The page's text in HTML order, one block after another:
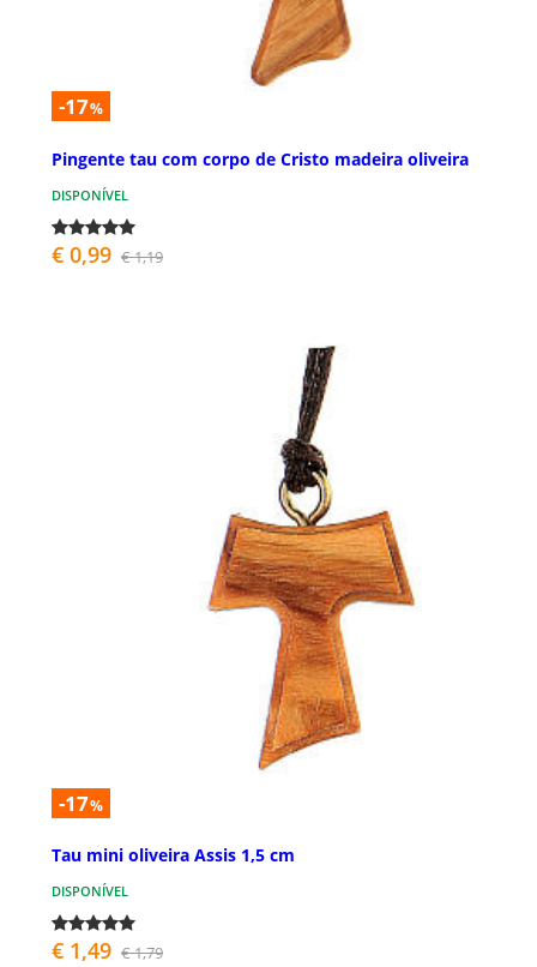
-17%
Pingente tau com corpo de Cristo madeira oliveira
DISPONÍVEL
€ 0,99 € 1,19
-17%
Tau mini oliveira Assis 1,5 cm
DISPONÍVEL
€ 1,49 € 1,79